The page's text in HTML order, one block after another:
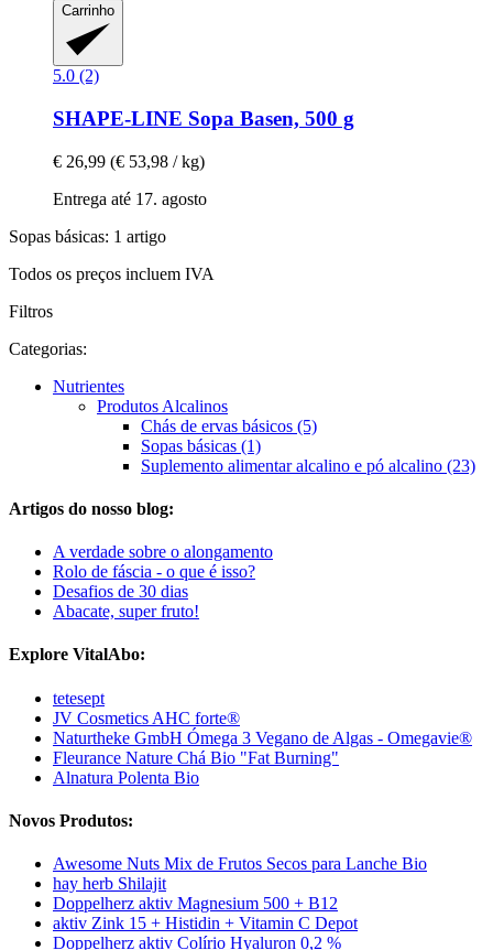
Carrinho
5.0 (2)
SHAPE-LINE Sopa Basen, 500 g
€ 26,99 (€ 53,98 / kg)
Entrega até 17. agosto
Sopas básicas: 1 artigo
Todos os preços incluem IVA
Filtros
Categorias:
Nutrientes
Produtos Alcalinos
Chás de ervas básicos (5)
Sopas básicas (1)
Suplemento alimentar alcalino e pó alcalino (23)
Artigos do nosso blog:
A verdade sobre o alongamento
Rolo de fáscia - o que é isso?
Desafios de 30 dias
Abacate, super fruto!
Explore VitalAbo:
tetesept
JV Cosmetics AHC forte®
Naturtheke GmbH Ómega 3 Vegano de Algas - Omegavie®
Fleurance Nature Chá Bio "Fat Burning"
Alnatura Polenta Bio
Novos Produtos:
Awesome Nuts Mix de Frutos Secos para Lanche Bio
hay herb Shilajit
Doppelherz aktiv Magnesium 500 + B12
aktiv Zink 15 + Histidin + Vitamin C Depot
Doppelherz aktiv Colírio Hyaluron 0,2 %